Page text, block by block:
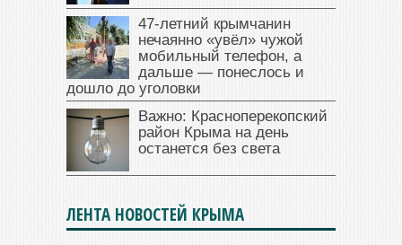
47‑летний крымчанин
нечаянно «увёл» чужой
мобильный телефон, а
дальше — понеслось и
дошло до уголовки
Важно: Красноперекопский
район Крыма на день
останется без света
ЛЕНТА НОВОСТЕЙ КРЫМА